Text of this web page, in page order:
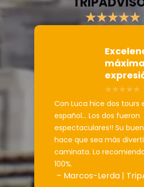
★★★★★
máxima
Con Luca hice dos tours
español... Los dos fueron
espectaculares!! Su
hace que sea más
caminata. Lo
100%.
– Marcos-Lerda |